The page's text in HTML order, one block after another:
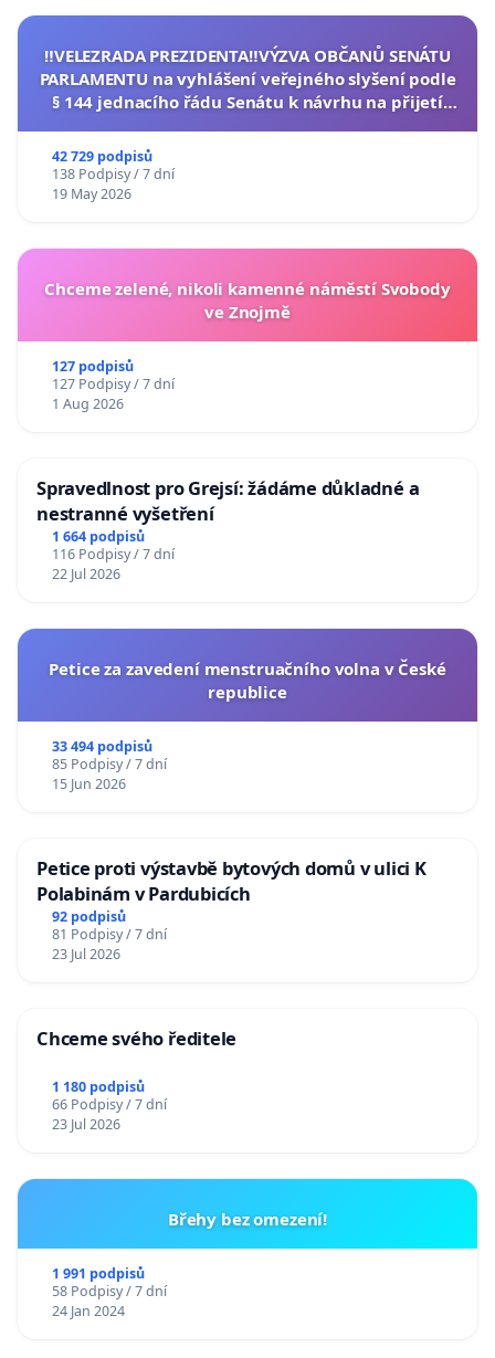
‼️VELEZRADA PREZIDENTA‼️VÝZVA OBČANŮ SENÁTU
PARLAMENTU na vyhlášení veřejného slyšení podle
§ 144 jednacího řádu Senátu k návrhu na přijetí
42 729 podpisů
138 Podpisy / 7 dní
19 May 2026
Chceme zelené, nikoli kamenné náměstí Svobody
ve Znojmě
127 podpisů
127 Podpisy / 7 dní
1 Aug 2026
Spravedlnost pro Grejsí: žádáme důkladné a
nestranné vyšetření
1 664 podpisů
116 Podpisy / 7 dní
22 Jul 2026
Petice za zavedení menstruačního volna v České
republice
33 494 podpisů
85 Podpisy / 7 dní
15 Jun 2026
Petice proti výstavbě bytových domů v ulici K
Polabinám v Pardubicích
92 podpisů
81 Podpisy / 7 dní
23 Jul 2026
Chceme svého ředitele
1 180 podpisů
66 Podpisy / 7 dní
23 Jul 2026
Břehy bez omezení!
1 991 podpisů
58 Podpisy / 7 dní
24 Jan 2024